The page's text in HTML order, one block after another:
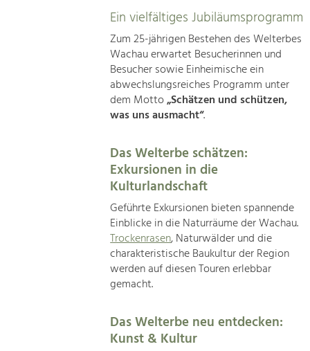
Ein vielfältiges Jubiläumsprogramm
Zum 25-jährigen Bestehen des Welterbes
Wachau erwartet Besucherinnen und
Besucher sowie Einheimische ein
abwechslungsreiches Programm unter
dem Motto„Schätzen und schützen,
was uns ausmacht“.
Das Welterbe schätzen:
Exkursionen in die
Kulturlandschaft
Geführte Exkursionen bieten spannende
Einblicke in die Naturräume der Wachau.
Trockenrasen, Naturwälder und die
charakteristische Baukultur der Region
werden auf diesen Touren erlebbar
gemacht.
Das Welterbe neu entdecken:
Kunst & Kultur